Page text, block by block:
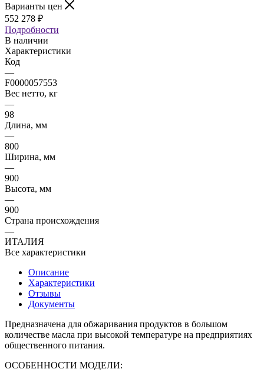
Варианты цен
552 278 ₽
Подробности
В наличии
Характеристики
Код
—
F0000057553
Вес нетто, кг
—
98
Длина, мм
—
800
Ширина, мм
—
900
Высота, мм
—
900
Страна происхождения
—
ИТАЛИЯ
Все характеристики
Описание
Характеристики
Отзывы
Документы
Предназначена для обжаривания продуктов в большом
количестве масла при высокой температуре на предприятиях
общественного питания.
ОСОБЕННОСТИ МОДЕЛИ: